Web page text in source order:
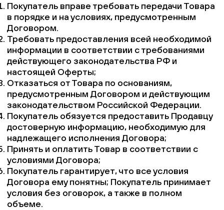
Покупатель вправе требовать передачи Товара
в порядке и на условиях, предусмотренным
Договором.
Требовать предоставления всей необходимой
информации в соответствии с требованиями
действующего законодательства РФ и
настоящей Оферты;
Отказаться от Товара по основаниям,
предусмотренным Договором и действующим
законодательством Российской Федерации.
Покупатель обязуется предоставить Продавцу
достоверную информацию, необходимую для
надлежащего исполнения Договора;
Принять и оплатить Товар в соответствии с
условиями Договора;
Покупатель гарантирует, что все условия
Договора ему понятны; Покупатель принимает
условия без оговорок, а также в полном
объеме.